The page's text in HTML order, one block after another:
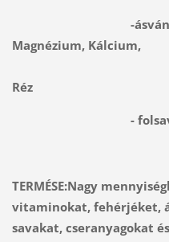
-
Magnézium, Kálcium,
Kálium,
Réz
-
TERMÉSE:Nagy
vitaminokat, fehérjéket,
savakat, cseranyagokat